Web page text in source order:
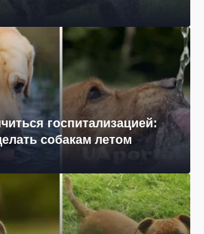
госпитализацией:
собакам летом